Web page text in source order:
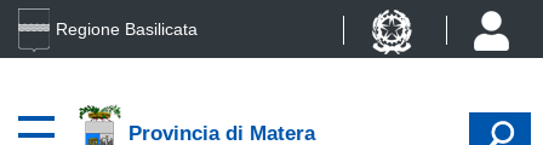
Regione Basilicata
Provincia di Matera